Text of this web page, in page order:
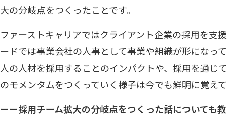
大の分岐点をつくったことです。
ファーストキャリアではクライアント企業の採用を支
ードでは事業会社の人事として事業や組織が形になっ
人の人材を採用することのインパクトや、採用を通じ
のモメンタムをつくっていく様子は今でも鮮明に覚え
ーー採用チーム拡大の分岐点をつくった話についても